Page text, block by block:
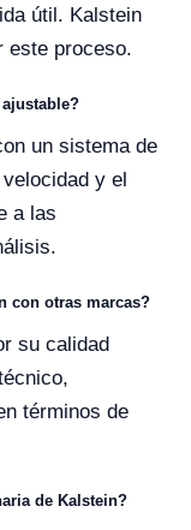
útil. Kalstein
este proceso.
un sistema de
y el
a las
con otras marcas?
su calidad
términos de
de Kalstein?